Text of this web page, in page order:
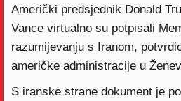
Američki predsjednik Donald
Vance virtualno su potpisali
razumijevanju s Iranom,
američke administracije u
S iranske strane dokument je